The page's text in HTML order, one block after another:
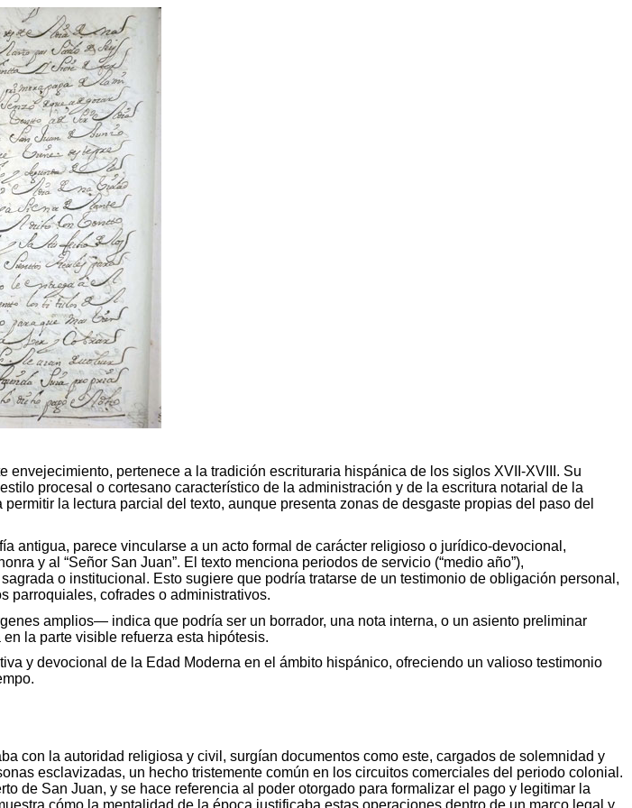
pertenece a la tradición escrituraria hispánica de los siglos XVII‑XVIII. Su
procesal o cortesano característico de la administración y de la escritura notarial de la
la lectura parcial del texto, aunque presenta zonas de desgaste propias del paso del
antigua, parece vincularse a un acto formal de carácter religioso o jurídico‑devocional,
y al “Señor San Juan”. El texto menciona periodos de servicio (“medio año”),
o institucional. Esto sugiere que podría tratarse de un testimonio de obligación personal,
parroquiales, cofrades o administrativos.
amplios— indica que podría ser un borrador, una nota interna, o un asiento preliminar
la parte visible refuerza esta hipótesis.
y devocional de la Edad Moderna en el ámbito hispánico, ofreciendo un valioso testimonio
con la autoridad religiosa y civil, surgían documentos como este, cargados de solemnidad y
esclavizadas, un hecho tristemente común en los circuitos comerciales del periodo colonial.
de San Juan, y se hace referencia al poder otorgado para formalizar el pago y legitimar la